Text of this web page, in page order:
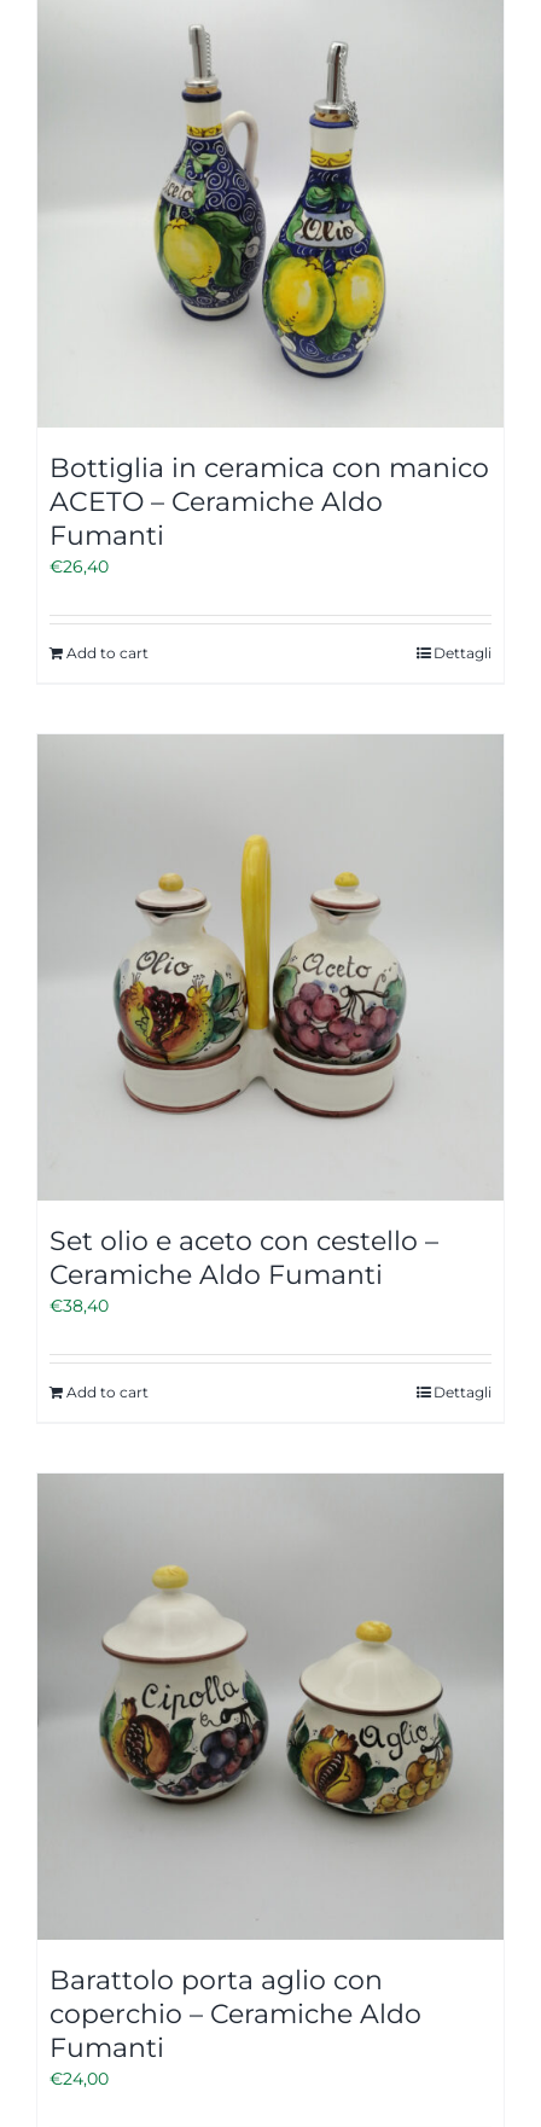
Bottiglia in ceramica con manico
ACETO – Ceramiche Aldo
Fumanti
€26,40
Add to cart Dettagli
Set olio e aceto con cestello –
Ceramiche Aldo Fumanti
€38,40
Add to cart Dettagli
Barattolo porta aglio con
coperchio – Ceramiche Aldo
Fumanti
€24,00